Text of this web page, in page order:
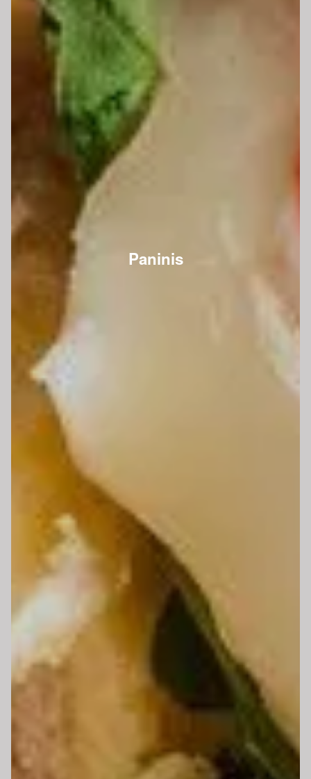
Paninis